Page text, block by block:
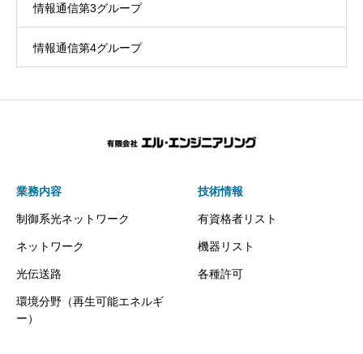
情報通信第3グループ
情報通信第4グループ
業務内容
制御系光ネットワーク
ネットワーク
光伝送路
環境分野（再生可能エネルギ
ー）
技術情報
有資格者リスト
機器リスト
各種許可